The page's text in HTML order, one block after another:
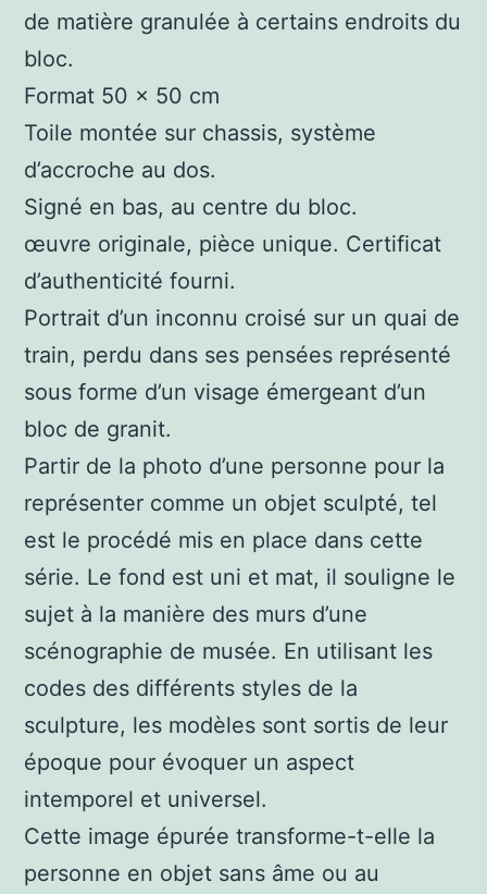
de matière granulée à certains endroits du
bloc.
Format 50 x 50 cm
Toile montée sur chassis, système
d’accroche au dos.
Signé en bas, au centre du bloc.
œuvre originale, pièce unique. Certificat
d’authenticité fourni.
Portrait d’un inconnu croisé sur un quai de
train, perdu dans ses pensées représenté
sous forme d’un visage émergeant d’un
bloc de granit.
Partir de la photo d’une personne pour la
représenter comme un objet sculpté, tel
est le procédé mis en place dans cette
série. Le fond est uni et mat, il souligne le
sujet à la manière des murs d’une
scénographie de musée. En utilisant les
codes des différents styles de la
sculpture, les modèles sont sortis de leur
époque pour évoquer un aspect
intemporel et universel.
Cette image épurée transforme-t-elle la
personne en objet sans âme ou au